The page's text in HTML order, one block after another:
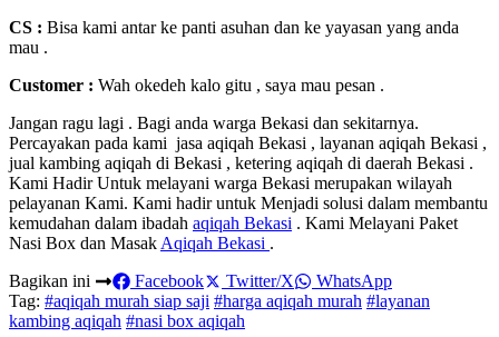
CS : Bisa kami antar ke panti asuhan dan ke yayasan yang anda
mau .
Customer : Wah okedeh kalo gitu , saya mau pesan .
Jangan ragu lagi . Bagi anda warga Bekasi dan sekitarnya.
Percayakan pada kami jasa aqiqah Bekasi , layanan aqiqah Bekasi ,
jual kambing aqiqah di Bekasi , ketering aqiqah di daerah Bekasi .
Kami Hadir Untuk melayani warga Bekasi merupakan wilayah
pelayanan Kami. Kami hadir untuk Menjadi solusi dalam membantu
kemudahan dalam ibadah aqiqah Bekasi . Kami Melayani Paket
Nasi Box dan Masak Aqiqah Bekasi .
Bagikan ini
Facebook Twitter/X
WhatsApp
Tag: #aqiqah murah siap saji #harga aqiqah murah #layanan
kambing aqiqah #nasi box aqiqah